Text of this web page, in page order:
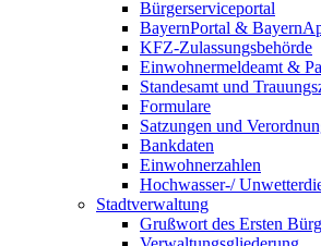
Bürgerserviceportal
BayernPortal &
KFZ-Zulassungsbehörde
Einwohnermeldeamt &
Standesamt und
Formulare
Satzungen und
Bankdaten
Einwohnerzahlen
Hochwasser-/
Stadtverwaltung
Grußwort des Ersten